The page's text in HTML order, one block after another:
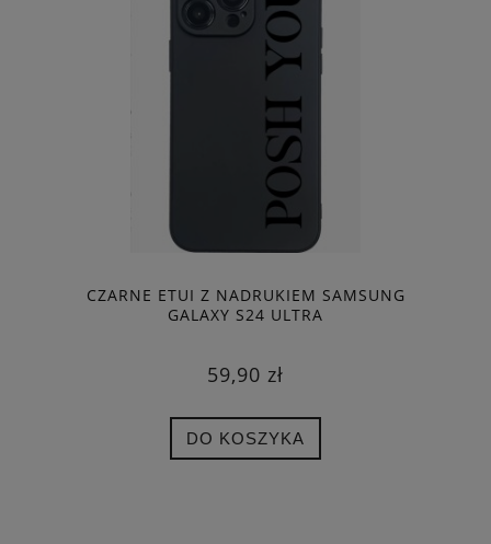
CZARNE ETUI Z NADRUKIEM SAMSUNG
GALAXY S24 ULTRA
59,90 zł
DO KOSZYKA